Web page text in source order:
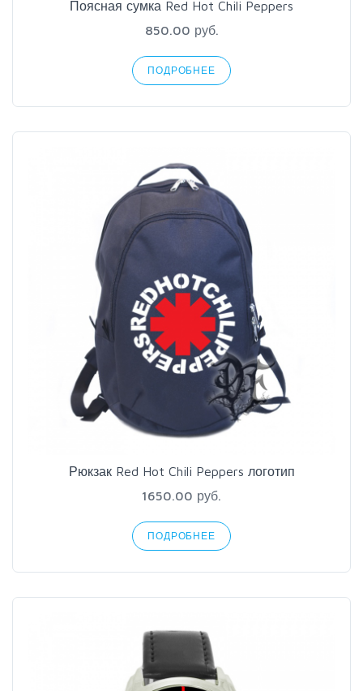
Поясная сумка Red Hot Chili Peppers
850.00 руб.
ПОДРОБНЕЕ
Рюкзак Red Hot Chili Peppers логотип
1650.00 руб.
ПОДРОБНЕЕ